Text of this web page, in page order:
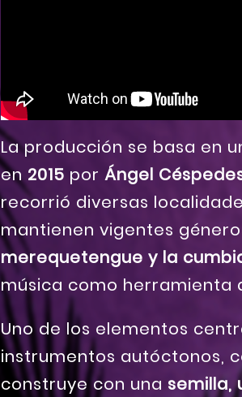
La producción se basa en
en 2015 por Ángel
recorrió diversas
mantienen vigentes
merequetengue y la
música como herramienta
Uno de los elementos
instrumentos autóctonos,
construye con una semilla,